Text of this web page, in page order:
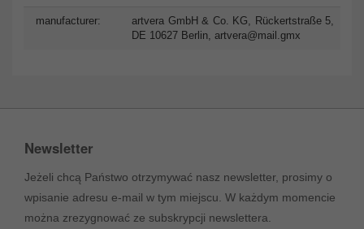
manufacturer:
artvera GmbH & Co. KG, Rückertstraße 5,
DE 10627 Berlin, artvera@mail.gmx
Newsletter
Jeżeli chcą Państwo otrzymywać nasz newsletter, prosimy o
wpisanie adresu e-mail w tym miejscu. W każdym momencie
można zrezygnować ze subskrypcji newslettera.